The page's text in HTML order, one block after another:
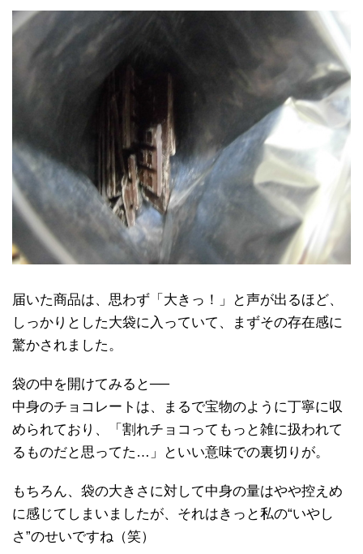
届いた商品は、思わず「大きっ！」と声が出るほど、
しっかりとした大袋に入っていて、まずその存在感に
驚かされました。
袋の中を開けてみると──
中身のチョコレートは、まるで宝物のように丁寧に収
められており、「割れチョコってもっと雑に扱われて
るものだと思ってた…」といい意味での裏切りが。
もちろん、袋の大きさに対して中身の量はやや控えめ
に感じてしまいましたが、それはきっと私の“いやし
さ”のせいですね（笑）